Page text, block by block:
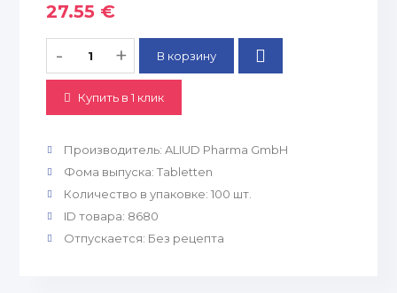
27.55 €
- +
Купить в 1 клик
Производитель: ALIUD Pharma GmbH
Фома выпуска: Tabletten
Количество в упаковке: 100 шт.
ID товара: 8680
Отпускается: Без рецепта